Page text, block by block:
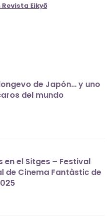
Eikyō
de Japón… y uno
del mundo
en el Sitges – Festival
de Cinema Fantàstic de